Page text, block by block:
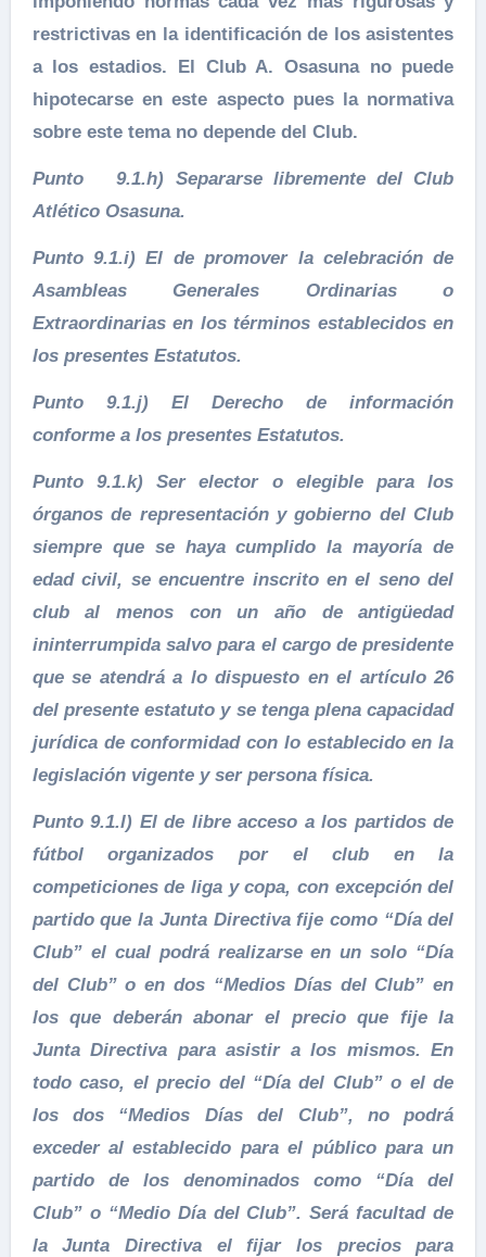
restrictivas en la identificación de los asistentes
a los estadios. El Club A. Osasuna no puede
hipotecarse en este aspecto pues la normativa
sobre este tema no depende del Club.
Punto 9.1.h) Separarse libremente del Club
Atlético Osasuna.
Punto 9.1.i) El de promover la celebración de
Asambleas Generales Ordinarias o
Extraordinarias en los términos establecidos en
los presentes Estatutos.
Punto 9.1.j) El Derecho de información
conforme a los presentes Estatutos.
Punto 9.1.k) Ser elector o elegible para los
órganos de representación y gobierno del Club
siempre que se haya cumplido la mayoría de
edad civil, se encuentre inscrito en el seno del
club al menos con un año de antigüedad
ininterrumpida salvo para el cargo de presidente
que se atendrá a lo dispuesto en el artículo 26
del presente estatuto y se tenga plena capacidad
jurídica de conformidad con lo establecido en la
legislación vigente y ser persona física.
Punto 9.1.l) El de libre acceso a los partidos de
fútbol organizados por el club en la
competiciones de liga y copa, con excepción del
partido que la Junta Directiva fije como “Día del
Club” el cual podrá realizarse en un solo “Día
del Club” o en dos “Medios Días del Club” en
los que deberán abonar el precio que fije la
Junta Directiva para asistir a los mismos. En
todo caso, el precio del “Día del Club” o el de
los dos “Medios Días del Club”, no podrá
exceder al establecido para el público para un
partido de los denominados como “Día del
Club” o “Medio Día del Club”. Será facultad de
la Junta Directiva el fijar los precios para